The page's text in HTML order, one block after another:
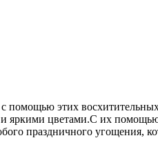
этих
цветами.С их
праздничного угощения,